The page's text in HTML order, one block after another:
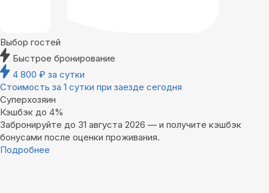
Выбор гостей
Быстрое бронирование
4 800 ₽ за сутки
Стоимость за 1 сутки при заезде сегодня
Суперхозяин
Кэшбэк до 4%
Забронируйте до 31 августа 2026 — и получите кэшбэк
бонусами после оценки проживания.
Подробнее